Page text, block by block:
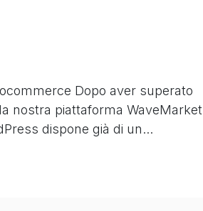
Dopo aver superato
nostra piattaforma WaveMarket
dispone già di un...